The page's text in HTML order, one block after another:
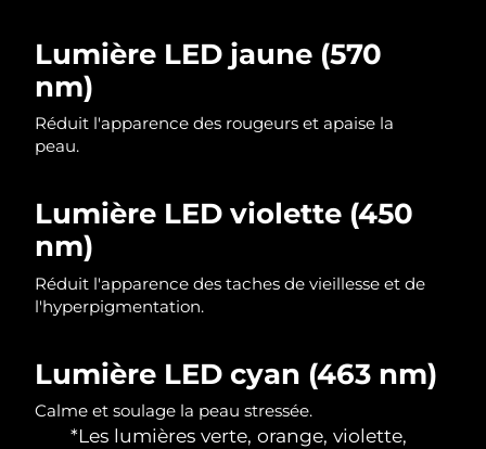
Lumière LED jaune (570
nm)
Réduit l'apparence des rougeurs et apaise la
peau.
Lumière LED violette (450
nm)
Réduit l'apparence des taches de vieillesse et de
l'hyperpigmentation.
Lumière LED cyan (463 nm)
Calme et soulage la peau stressée.
*Les lumières verte, orange, violette,
Slovaquie Livraison estimée 08/08/2026
Slovénie Livraison estimée08/08/2026
Corée du Sud Livraison estimée10/08/2026
Espagne
Suède
Suisse Livraison estimée08/08/2026
Taïwan Livraison estimée